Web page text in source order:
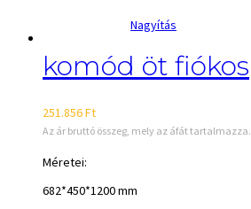
Nagyítás
komód öt fiókos
251.856Ft
Az ár bruttó összeg, mely az áfát tartalmazza.
Méretei:
682*450*1200 mm